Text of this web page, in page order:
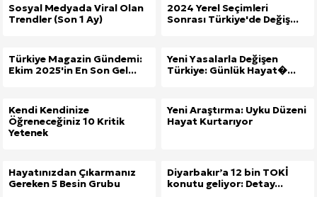
Sosyal Medyada Viral Olan
Trendler (Son 1 Ay)
2024 Yerel Seçimleri
Sonrası Türkiye'de Değiş...
Türkiye Magazin Gündemi:
Ekim 2025'in En Son Gel...
Yeni Yasalarla Değişen
Türkiye: Günlük Hayat�...
Kendi Kendinize
Öğreneceğiniz 10 Kritik
Yetenek
Yeni Araştırma: Uyku Düzeni
Hayat Kurtarıyor
Hayatınızdan Çıkarmanız
Gereken 5 Besin Grubu
Diyarbakır’a 12 bin TOKİ
konutu geliyor: Detay...